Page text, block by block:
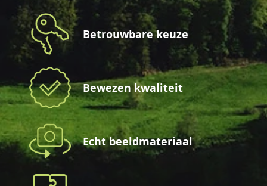
Betrouwbare keuze
Bewezen kwaliteit
Echt beeldmateriaal